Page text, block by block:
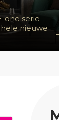
one serie
nieuwe